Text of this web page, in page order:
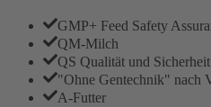
GMP+ Feed Safety
QM-Milch
QS Qualität und
"Ohne Gentechnik" nach
A-Futter